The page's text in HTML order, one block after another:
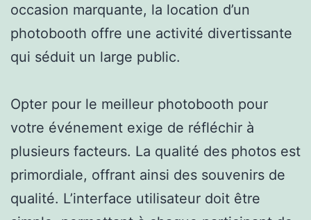
occasion marquante, la location d’un
photobooth offre une activité divertissante
qui séduit un large public.
Opter pour le meilleur photobooth pour
votre événement exige de réfléchir à
plusieurs facteurs. La qualité des photos est
primordiale, offrant ainsi des souvenirs de
qualité. L’interface utilisateur doit être